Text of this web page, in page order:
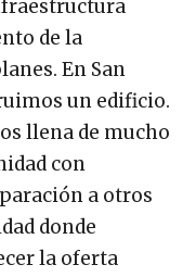
de la
En San
un edificio.
llena de mucho
con
a otros
donde
la oferta